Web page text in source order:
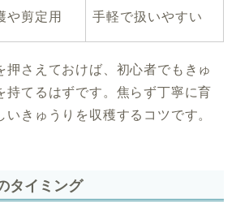
や剪定用 手軽で扱いやすい
押さえておけば、初心者でもきゅ
持てるはずです。焦らず丁寧に育
いきゅうりを収穫するコツです。
タイミング